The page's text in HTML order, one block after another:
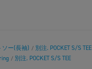
ー(長袖) / 別注. POCKET S/S TEE
/ 別注. POCKET S/S TEE